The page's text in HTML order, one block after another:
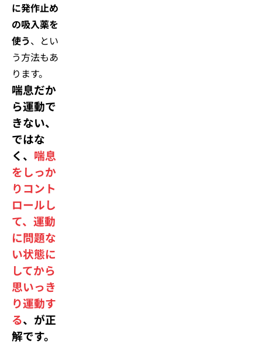
に発作止め
の吸入薬を
使う、とい
う方法もあ
ります。
喘息だか
ら運動で
きない、
ではな
く、 喘息
をしっか
りコント
ロールし
て、運動
に問題な
い状態に
してから
思いっき
り運動す
る、が正
解です。